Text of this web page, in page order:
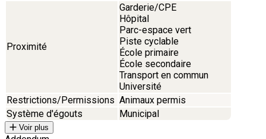
Proximité
Garderie/CPE
Hôpital
Parc-espace vert
Piste cyclable
École primaire
École secondaire
Transport en commun
Université
Restrictions/Permissions Animaux permis
Système d'égouts
Municipal
Voir plus